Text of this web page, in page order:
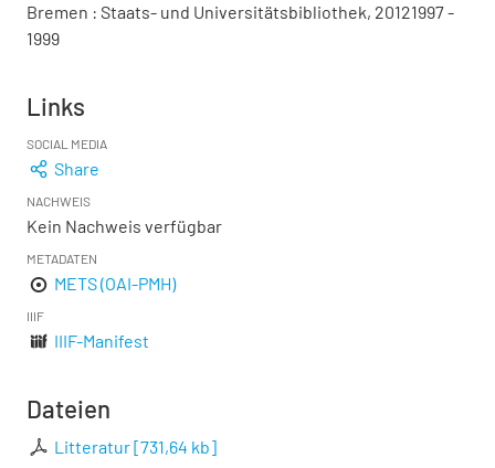
Bremen : Staats- und Universitätsbibliothek, 20121997 -
1999
Links
SOCIAL MEDIA
Share
NACHWEIS
Kein Nachweis verfügbar
METADATEN
METS (OAI-PMH)
IIIF
IIIF-Manifest
Dateien
Litteratur[731,64 kb]